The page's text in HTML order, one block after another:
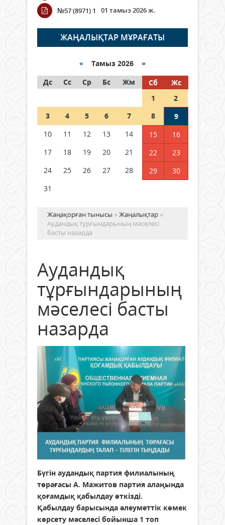
Wi-Fi ҚАБЫРҒА АРҚЫЛЫ ҚАЛАЙ
ӨТЕДІ?
06 тамыз 2026 ж. 267
граждане Казахстана,
05 тамыз 2026 ж. 149
Шетелде жүрген Қазақстан
азаматтары қалай дауыс бере
№57 (8971) 1
01 тамыз 2026 ж.
ЖАҢАЛЫҚТАР МҰРАҒАТЫ
« Тамыз 2026 »
Дс
Сс Ср Бс Жм Сб
Жс
1
2
3
4 5 6 7 8
9
10
11 12 13 14 15
16
17
18 19 20 21 22
23
24
25 26 27 28 29
30
31
Жаңақорған тынысы »Жаңалықтар »
Аудандық тұрғындарының мәселесі
басты назарда
Аудандық
тұрғындарының
мәселесі басты
назарда
Бүгін аудандық партия филиалының
төрағасы А. Мажитов партия алаңында
қоғамдық қабылдау өткізді.
Қабылдау барысында әлеуметтік көмек
көрсету мәселесі бойынша 1 топ